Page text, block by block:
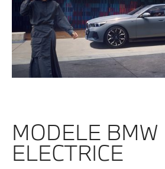
MODELE BMW
ELECTRICE